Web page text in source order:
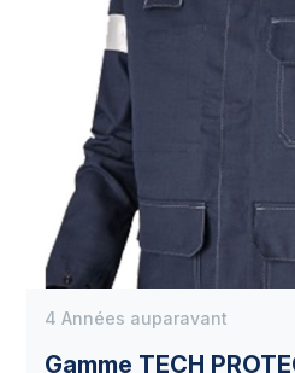
Gamme TECH
4 Années auparavant